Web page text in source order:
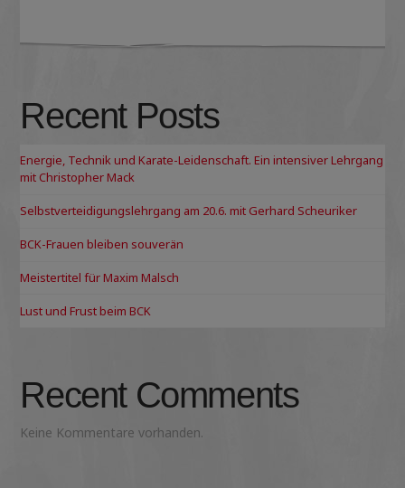
Recent Posts
Energie, Technik und Karate-Leidenschaft. Ein intensiver Lehrgang
mit Christopher Mack
Selbstverteidigungslehrgang am 20.6. mit Gerhard Scheuriker
BCK-Frauen bleiben souverän
Meistertitel für Maxim Malsch
Lust und Frust beim BCK
Recent Comments
Keine Kommentare vorhanden.